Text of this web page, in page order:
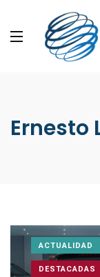
Ernesto
ACTUALIDAD
DESTACADAS